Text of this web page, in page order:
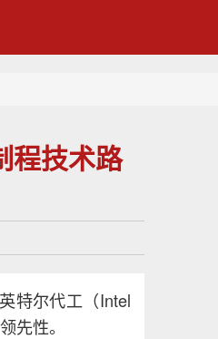
程技术路
特尔代工（Intel
先性。